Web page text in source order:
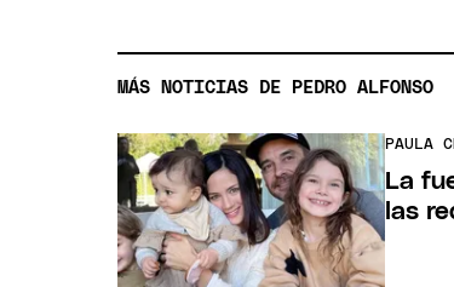
MÁS NOTICIAS DE PEDRO ALFONSO
PAULA
La
las